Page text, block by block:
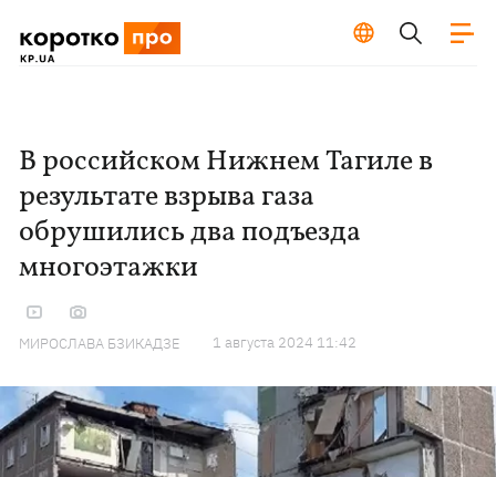
В российском Нижнем Тагиле в
результате взрыва газа
обрушились два подъезда
многоэтажки
МИРОСЛАВА БЗИКАДЗЕ 1 августа 2024 11:42